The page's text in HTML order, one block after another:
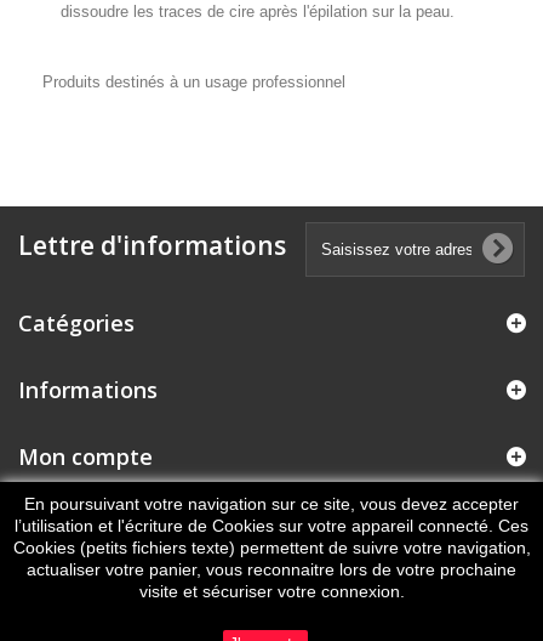
dissoudre les traces de cire après l'épilation sur la peau.
Produits destinés à un usage professionnel
Lettre d'informations
Catégories
Informations
Mon compte
Informations sur votre boutique
En poursuivant votre navigation sur ce site, vous devez accepter
l’utilisation et l'écriture de Cookies sur votre appareil connecté. Ces
Cookies (petits fichiers texte) permettent de suivre votre navigation,
actualiser votre panier, vous reconnaitre lors de votre prochaine
visite et sécuriser votre connexion.